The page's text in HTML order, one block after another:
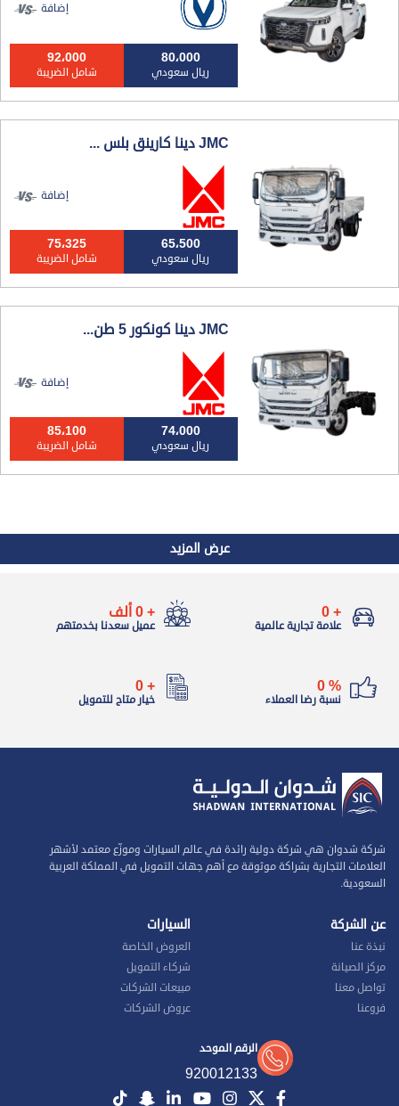
إضافة
80،000
ريال سعودي
92،000
شامل الضريبة
JMC دينا كارينق بلس ...
إضافة
65،500
ريال سعودي
75،325
شامل الضريبة
JMC دينا كونكور 5 طن...
إضافة
74،000
ريال سعودي
85،100
شامل الضريبة
عرض المزيد
+
0
علامة تجارية عالمية
+
0ألف
عميل سعدنا بخدمتهم
%
0
نسبة رضا العملاء
+
0
خيار متاح للتمويل
شركة شدوان هي شركة دولية رائدة في عالم السيارات وموزّع معتمد لأشهر
العلامات التجارية بشراكة موثوقة مع أهم جهات التمويل في المملكة العربية
السعودية.
عن الشركة
نبذة عنا
مركز الصيانة
تواصل معنا
فروعنا
السيارات
العروض الخاصة
شركاء التمويل
مبيعات الشركات
عروض الشركات
الرقم الموحد
920012133